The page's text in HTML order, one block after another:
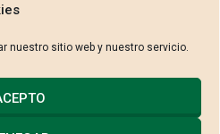
nuestro sitio web y nuestro servicio.